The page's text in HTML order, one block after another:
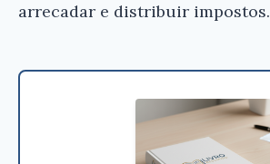
arrecadar e distribuir impostos.